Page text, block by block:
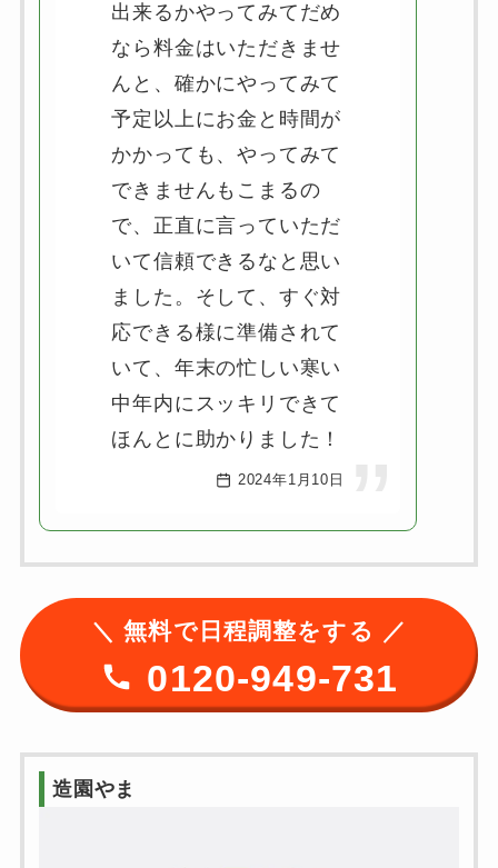
出来るかやってみてだめ
なら料金はいただきませ
んと、確かにやってみて
予定以上にお金と時間が
かかっても、やってみて
できませんもこまるの
で、正直に言っていただ
いて信頼できるなと思い
ました。そして、すぐ対
応できる様に準備されて
いて、年末の忙しい寒い
中年内にスッキリできて
ほんとに助かりました！
2024年1月10日
＼ 無料で日程調整をする ／
0120-949-731
造園やま